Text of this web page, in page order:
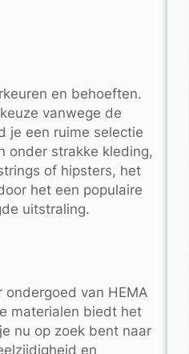
en behoeften.
vanwege de
je een ruime selectie
onder strakke kleding,
of hipsters, het
het een populaire
uitstraling.
van HEMA
materialen biedt het
nu op zoek bent naar
en